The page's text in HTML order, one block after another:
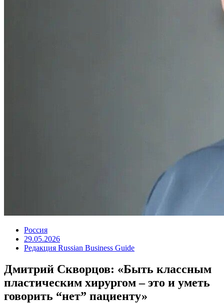
Россия
29.05.2026
Редакция Russian Business Guide
Дмитрий Скворцов: «Быть классным
пластическим хирургом – это и уметь
говорить “нет” пациенту»